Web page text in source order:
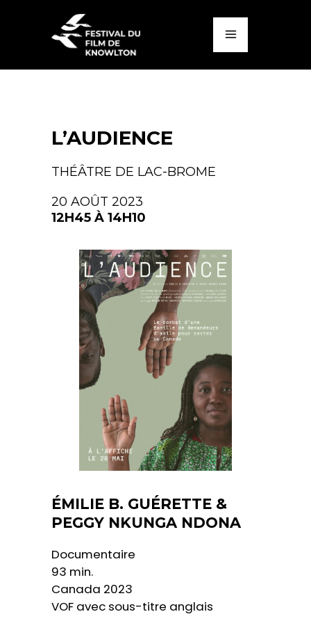
L’AUDIENCE
THÉÂTRE DE LAC-BROME
20 AOÛT 2023
12H45 À 14H10
ÉMILIE B. GUÉRETTE &
PEGGY NKUNGA NDONA
Documentaire
93 min.
Canada 2023
VOF avec sous-titre anglais